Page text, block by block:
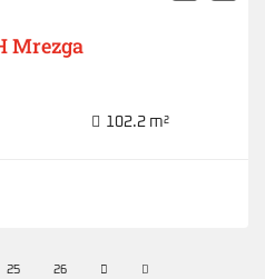
Mrezga
102.2 m²
25 26